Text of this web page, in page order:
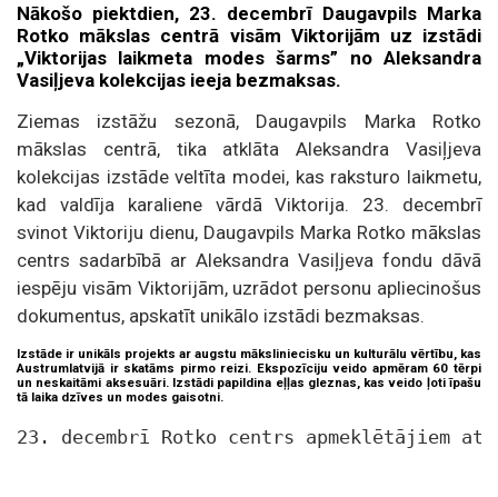
Nākošo piektdien, 23. decembrī Daugavpils Marka
Rotko mākslas centrā visām Viktorijām uz izstādi
„Viktorijas laikmeta modes šarms” no Aleksandra
Vasiļjeva kolekcijas ieeja bezmaksas.
Ziemas izstāžu sezonā, Daugavpils Marka Rotko
mākslas centrā, tika atklāta Aleksandra Vasiļjeva
kolekcijas izstāde veltīta modei, kas raksturo laikmetu,
kad valdīja karaliene vārdā Viktorija. 23. decembrī
svinot Viktoriju dienu, Daugavpils Marka Rotko mākslas
centrs sadarbībā ar Aleksandra Vasiļjeva fondu dāvā
iespēju visām Viktorijām, uzrādot personu apliecinošus
dokumentus, apskatīt unikālo izstādi bezmaksas.
Izstāde ir unikāls projekts ar augstu māksliniecisku un kulturālu vērtību, kas
Austrumlatvijā ir skatāms pirmo reizi. Ekspozīciju veido apmēram 60 tērpi
un neskaitāmi aksesuāri. Izstādi papildina eļļas gleznas, kas veido ļoti īpašu
tā laika dzīves un modes gaisotni.
23. decembrī Rotko centrs apmeklētājiem